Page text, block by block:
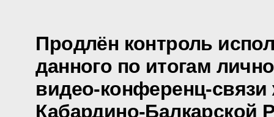
Продлён контроль
данного по итогам
видео-конференц-
Кабардино-Балкарской